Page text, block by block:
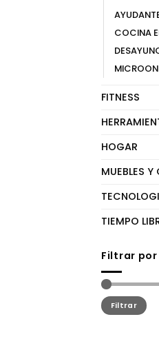
COCINA
FITNESS
HOGAR
MUEBLES
TIEMPO
Filtrar
Precio
mínimo
Precio
máximo
Filtrar